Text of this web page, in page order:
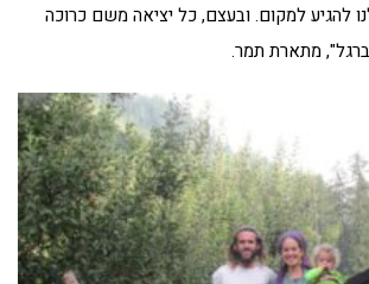
להגיע למקום. ובעצם, כל יציאה משם כרוכה
מתארת תמר.